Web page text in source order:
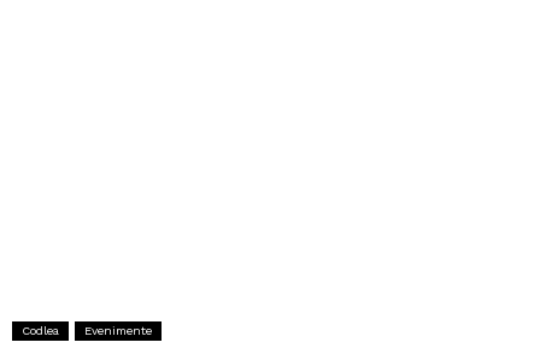
Codlea Evenimente